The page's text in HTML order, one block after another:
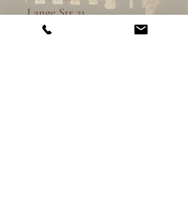
Lange Str 21
79183 Waldkirch